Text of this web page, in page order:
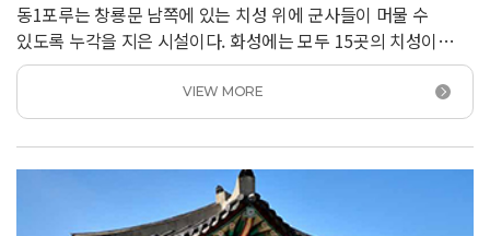
동1포루는 창룡문 남쪽에 있는 치성 위에 군사들이 머물 수
있도록 누각을 지은 시설이다. 화성에는 모두 15곳의 치성이
있는데 그중 중요한 5곳의 치성 위에 동1포루, 동2포루, 서포루,
북포루, 동북포루를 만들고 적의 동향을 감시했다.<br />
동1포루는 지형이 평탄하고 조망이 트인 곳에 있어서 적의
움직임을 잘 살필 수 있는 구조로 만들었다. 치성을 길게
내밀었으며, 다른 포루와 달리 기둥사이에 벽을 치지 않고 사방을
VIEW MORE